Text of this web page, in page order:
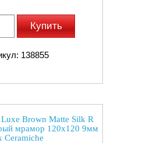
Купить
138855
Brown Matte Silk R
мрамор 120x120 9мм
Ceramiche